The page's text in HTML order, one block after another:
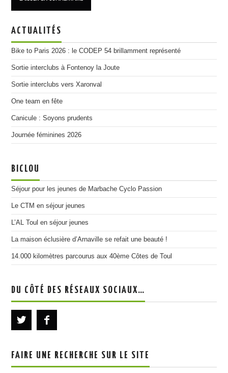
ACTUALITÉS
Bike to Paris 2026 : le CODEP 54 brillamment représenté
Sortie interclubs à Fontenoy la Joute
Sortie interclubs vers Xaronval
One team en fête
Canicule : Soyons prudents
Journée féminines 2026
BICLOU
Séjour pour les jeunes de Marbache Cyclo Passion
Le CTM en séjour jeunes
L’AL Toul en séjour jeunes
La maison éclusière d’Arnaville se refait une beauté !
14.000 kilomètres parcourus aux 40ème Côtes de Toul
DU CÔTÉ DES RÉSEAUX SOCIAUX…
FAIRE UNE RECHERCHE SUR LE SITE